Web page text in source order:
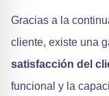
Gracias a la
cliente, existe una
satisfacción del
funcional y la